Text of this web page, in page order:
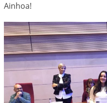
Ainhoa!